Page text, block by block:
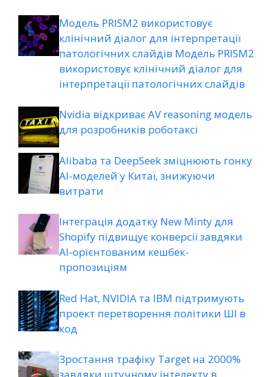
Модель PRISM2 використовує
клінічний діалог для інтерпретації
патологічних слайдів Модель PRISM2
використовує клінічний діалог для
інтерпретації патологічних слайдів
Nvidia відкриває AV reasoning модель
для розробників роботаксі
Alibaba та DeepSeek зміцнюють гонку
AI-моделей у Китаї, знижуючи
витрати
Інтеграція додатку New Minty для
Shopify підвищує конверсії завдяки
AI-орієнтованим кешбек-
пропозиціям
Red Hat, NVIDIA та IBM підтримують
проект перетворення політики ШІ в
код
Зростання трафіку Target на 2000%